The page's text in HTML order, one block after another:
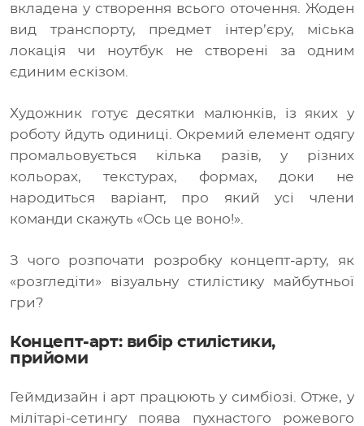
вкладена у створення всього оточення. Жоден
вид транспорту, предмет інтер’єру, міська
локація чи ноутбук не створені за одним
єдиним ескізом.
Художник готує десятки малюнків, із яких у
роботу йдуть одиниці. Окремий елемент одягу
промальовується кілька разів, у різних
кольорах, текстурах, формах, доки не
народиться варіант, про який усі члени
команди скажуть «Ось це воно!».
З чого розпочати розробку концепт-арту, як
«розгледіти» візуальну стилістику майбутньої
гри?
Концепт-арт: вибір стилістики,
прийоми
Геймдизайн і арт працюють у симбіозі. Отже, у
мілітарі-сетингу поява пухнастого рожевого